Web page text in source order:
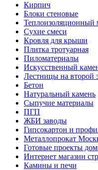
Кирпич
Блоки стеновые
Теплоизоляционный
Сухие смеси
Кровля для крыши
Плитка тротуарная
Пиломатериалы
Искусственный
Лестницы на второй
Бетон
Натуральный камень
Сыпучие материалы
ПГП
ЖБИ заводы
Гипсокартон и
Металлопрокат
Готовые проекты
Интернет магазин
Камины и печи